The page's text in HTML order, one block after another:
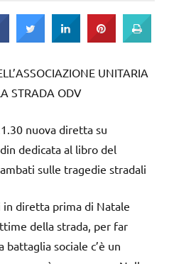
UNITARIA
STRADA ODV
nuova diretta su
dedicata al libro del
sulle tragedie stradali
diretta prima di Natale
della strada, per far
sociale c’è un